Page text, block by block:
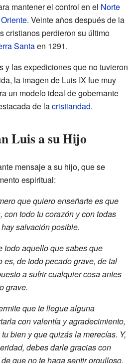
mantener el control en el Norte
. Veinte años después de la
cristianos perdieron su último
Santaen 1291.
y las expediciones que no tuvieron
la imagen de Luis IX fue muy
un modelo ideal de gobernante
de lacristiandad.
Luis a su Hijo
mensaje a su hijo, que se
espiritual:
que quiero enseñarte es que
con todo tu corazón y con todas
salvación posible.
todo aquello que sabes que
es, de todo pecado grave, de tal
a sufrir cualquier cosa antes
grave.
que te llegue alguna
con valentía y agradecimiento,
bien y que quizás la merecías. Y,
debes darle gracias con
que no te haga sentir orgulloso,